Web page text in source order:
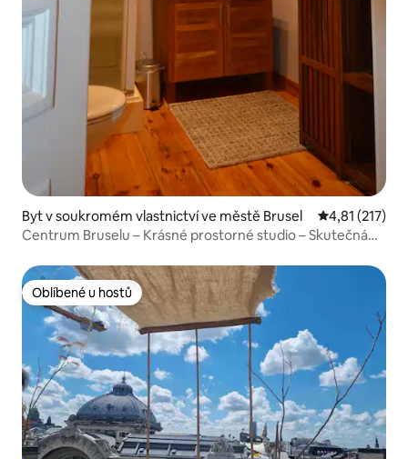
Byt v soukromém vlastnictví ve městě Brusel Průměrné
4,81 (217)
Centrum Bruselu – Krásné prostorné studio – Skutečná
Oblíbené u hostů
Oblíbené u hostů